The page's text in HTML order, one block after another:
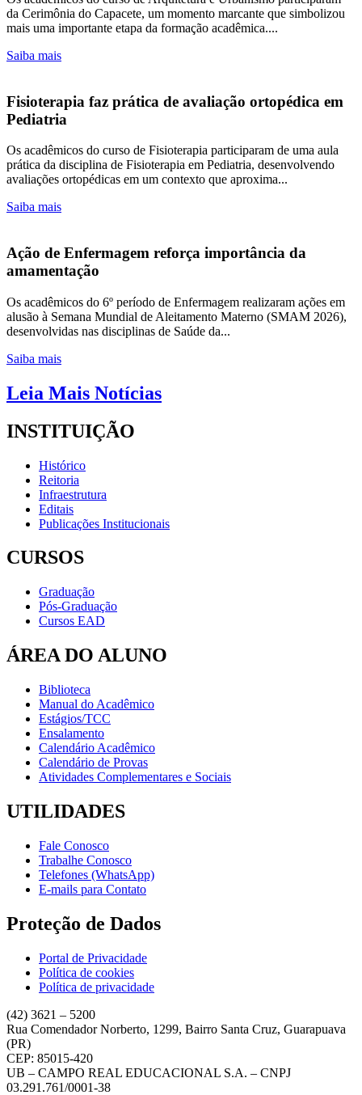
da Cerimônia do Capacete, um momento marcante que simbolizou
mais uma importante etapa da formação acadêmica....
Saiba mais
Fisioterapia faz prática de avaliação ortopédica em
Pediatria
Os acadêmicos do curso de Fisioterapia participaram de uma aula
prática da disciplina de Fisioterapia em Pediatria, desenvolvendo
avaliações ortopédicas em um contexto que aproxima...
Saiba mais
Ação de Enfermagem reforça importância da
amamentação
Os acadêmicos do 6º período de Enfermagem realizaram ações em
alusão à Semana Mundial de Aleitamento Materno (SMAM 2026),
desenvolvidas nas disciplinas de Saúde da...
Saiba mais
Leia Mais Notícias
INSTITUIÇÃO
Histórico
Reitoria
Infraestrutura
Editais
Publicações Institucionais
CURSOS
Graduação
Pós-Graduação
Cursos EAD
ÁREA DO ALUNO
Biblioteca
Manual do Acadêmico
Estágios/TCC
Ensalamento
Calendário Acadêmico
Calendário de Provas
Atividades Complementares e Sociais
UTILIDADES
Fale Conosco
Trabalhe Conosco
Telefones (WhatsApp)
E-mails para Contato
Proteção de Dados
Portal de Privacidade
Política de cookies
Política de privacidade
(42) 3621 – 5200
Rua Comendador Norberto, 1299, Bairro Santa Cruz, Guarapuava
(PR)
CEP: 85015-420
UB – CAMPO REAL EDUCACIONAL S.A. – CNPJ
03.291.761/0001-38